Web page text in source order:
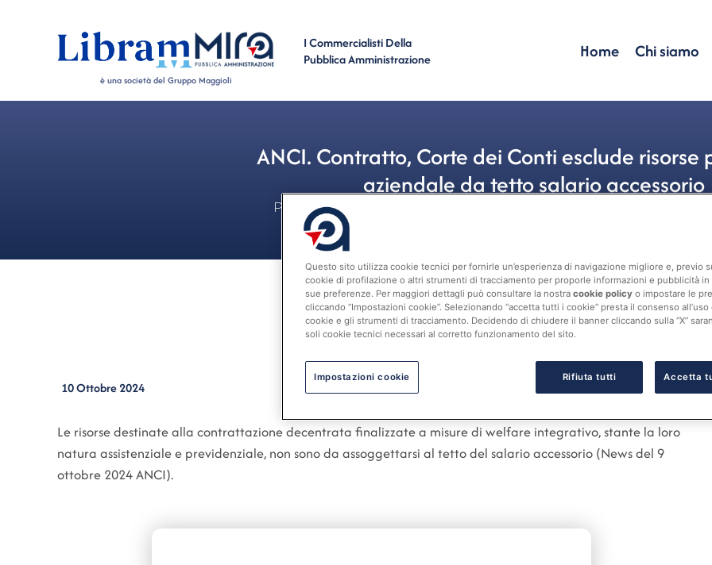
è una società del Gruppo Maggioli
I Commercialisti Della
Pubblica Amministrazione
Home Chi siamo
ANCI. Contratto, Corte dei Conti esclude risorse
aziendale da tetto salario accessorio
Personale
10 Ottobre 2024
Le risorse destinate alla contrattazione decentrata finalizzate a misure di welfare integrativo, stante la loro
natura assistenziale e previdenziale, non sono da assoggettarsi al tetto del salario accessorio (News del 9
ottobre 2024 ANCI).
Questo sito utilizza cookie tecnici per fornirle un’esperienza di navigazione migliore e, previo
cookie di profilazione o altri strumenti di tracciamento per proporle informazioni e pubblicità in
sue preferenze. Per maggiori dettagli può consultare la nostra cookie policy o impostare le
cliccando “Impostazioni cookie”. Selezionando “accetta tutti i cookie” presta il consenso
cookie e gli strumenti di tracciamento. Decidendo di chiudere il banner cliccando sulla “X”
soli cookie tecnici necessari al corretto funzionamento del sito.
Rifiuta tutti Accetta
Impostazioni cookie